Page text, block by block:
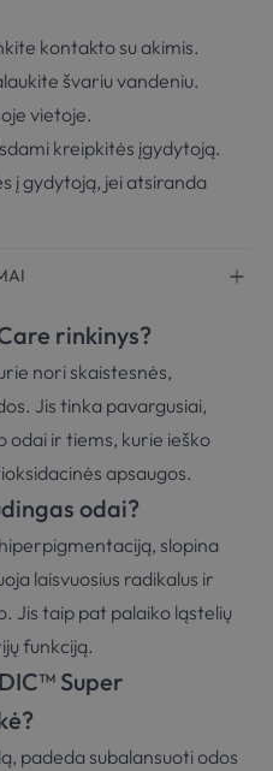
kontakto su akimis.
švariu vandeniu.
vietoje.
kreipkitės įgydytoją.
į gydytoją, jei atsiranda
rinkinys?
nori skaistesnės,
Jis tinka pavargusiai,
odai ir tiems, kurie ieško
apsaugos.
odai?
slopina
laisvuosius radikalus ir
Jis taip pat palaiko ląstelių
funkciją.
Super
padeda subalansuoti odos